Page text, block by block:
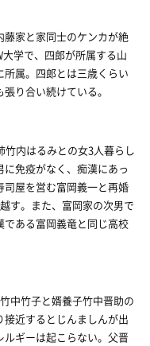
家と家同士のケンカが絶
学で、四郎が所属する山
属。四郎とは三歳くらい
り合い続けている。
内はるみとの女3人暮らし
免疫がなく、痴漢にあっ
屋を営む富岡義一と再婚
す。また、富岡家の次男で
ある富岡義竜と同じ高校
中竹子と婿養子竹中晋助の
近するとじんましんが出
ギーは起こらない。父晋